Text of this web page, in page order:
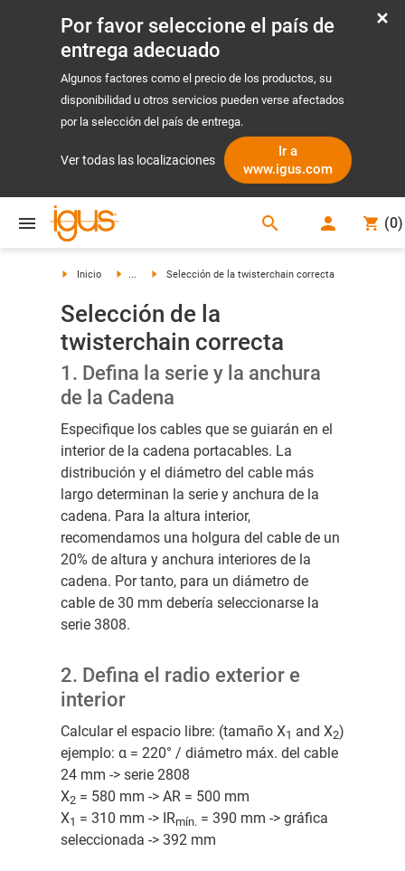
Por favor seleccione el país de
entrega adecuado
Algunos factores como el precio de los productos, su
disponibilidad u otros servicios pueden verse afectados
por la selección del país de entrega.
Ver todas las localizaciones
Ir a
www.igus.com
search (0)
Inicio ... Selección de la twisterchain correcta
Selección de la
twisterchain correcta
1. Defina la serie y la anchura
de la Cadena
Especifique los cables que se guiarán en el
interior de la cadena portacables. La
distribución y el diámetro del cable más
largo determinan la serie y anchura de la
cadena. Para la altura interior,
recomendamos una holgura del cable de un
20% de altura y anchura interiores de la
cadena. Por tanto, para un diámetro de
cable de 30 mm debería seleccionarse la
serie 3808.
2. Defina el radio exterior e
interior
Calcular el espacio libre: (tamaño X1 and X2)
ejemplo: α = 220° / diámetro máx. del cable
24 mm -> serie 2808
X2= 580 mm -> AR = 500 mm
X1 = 310 mm -> IRmín. = 390 mm -> gráfica
seleccionada -> 392 mm